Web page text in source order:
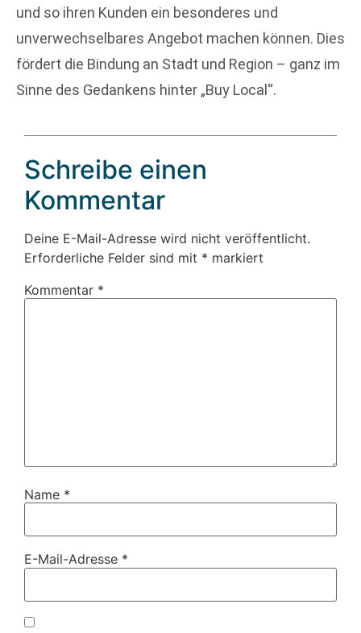
und so ihren Kunden ein besonderes und
unverwechselbares Angebot machen können. Dies
fördert die Bindung an Stadt und Region – ganz im
Sinne des Gedankens hinter „Buy Local“.
Schreibe einen
Kommentar
Deine E-Mail-Adresse wird nicht veröffentlicht.
Erforderliche Felder sind mit * markiert
Kommentar *
Name *
E-Mail-Adresse *